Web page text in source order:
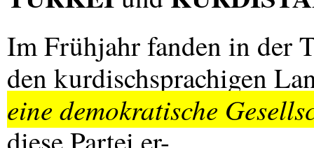
Im Frühjahr fanden in der
den kurdischsprachigen
eine demokratische